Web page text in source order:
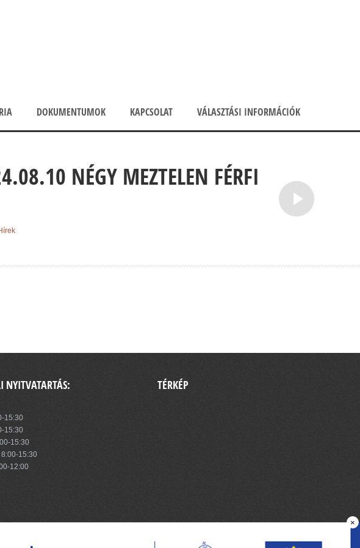
×
DOKUMENTUMOK KAPCSOLAT VÁLASZTÁSI INFORMÁCIÓK
NÉGY MEZTELEN FÉRFI
NYITVATARTÁS:
15:30
15:30
15:30
15:30
12:00
TÉRKÉP